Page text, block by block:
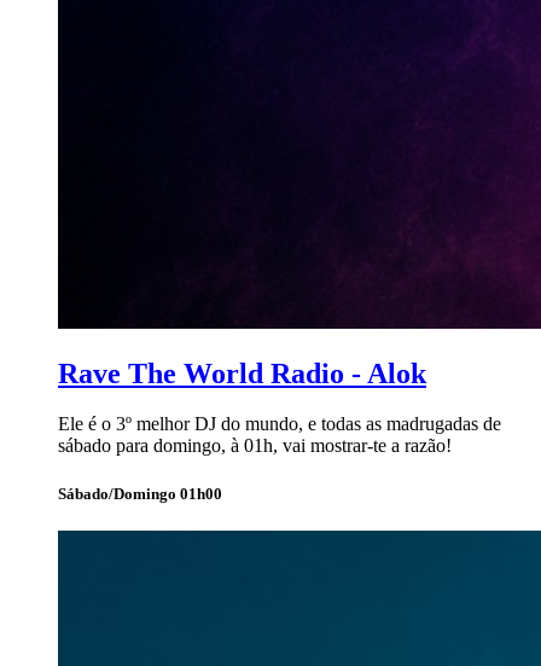
Rave The World Radio - Alok
Ele é o 3º melhor DJ do mundo, e todas as madrugadas de
sábado para domingo, à 01h, vai mostrar-te a razão!
Sábado/Domingo 01h00